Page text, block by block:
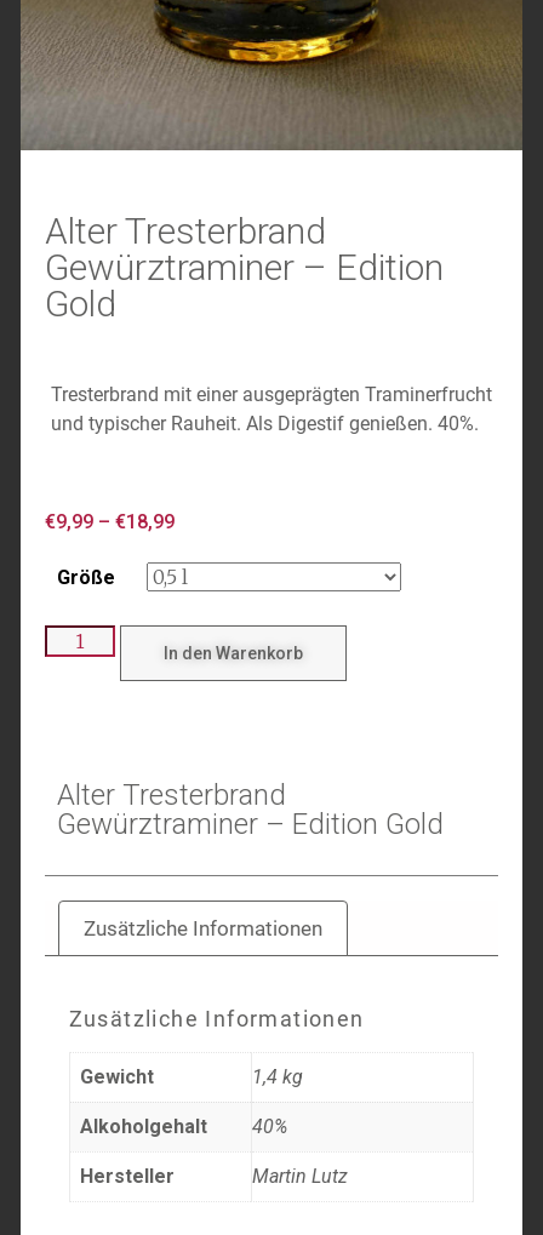
Alter Tresterbrand
Gewürztraminer – Edition
Gold
Tresterbrand mit einer ausgeprägten Traminerfrucht
und typischer Rauheit. Als Digestif genießen. 40%.
€9,99– €18,99
Größe
In den Warenkorb
Alter Tresterbrand
Gewürztraminer – Edition Gold
Zusätzliche Informationen
Zusätzliche Informationen
Gewicht 1,4 kg
Alkoholgehalt 40%
Hersteller Martin Lutz